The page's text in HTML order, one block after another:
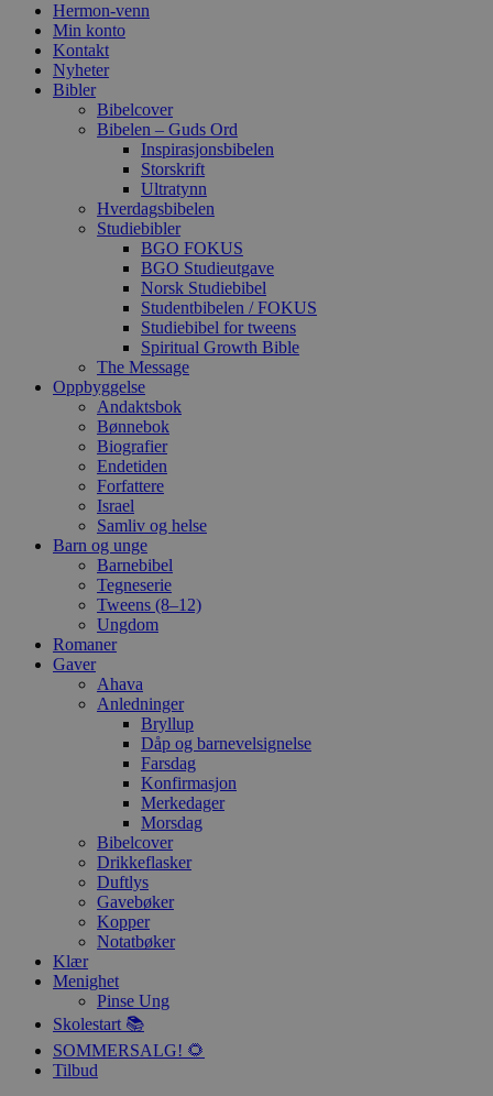
Hermon-venn
Min konto
Kontakt
Nyheter
Bibler
Bibelcover
Bibelen – Guds Ord
Inspirasjonsbibelen
Storskrift
Ultratynn
Hverdagsbibelen
Studiebibler
BGO FOKUS
BGO Studieutgave
Norsk Studiebibel
Studentbibelen / FOKUS
Studiebibel for tweens
Spiritual Growth Bible
The Message
Oppbyggelse
Andaktsbok
Bønnebok
Biografier
Endetiden
Forfattere
Israel
Samliv og helse
Barn og unge
Barnebibel
Tegneserie
Tweens (8–12)
Ungdom
Romaner
Gaver
Ahava
Anledninger
Bryllup
Dåp og barnevelsignelse
Farsdag
Konfirmasjon
Merkedager
Morsdag
Bibelcover
Drikkeflasker
Duftlys
Gavebøker
Kopper
Notatbøker
Klær
Menighet
Pinse Ung
Skolestart 📚
SOMMERSALG! 🌻
Tilbud